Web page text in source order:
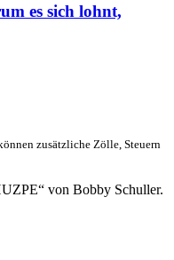
es sich lohnt,
zusätzliche Zölle, Steuern
von Bobby Schuller.